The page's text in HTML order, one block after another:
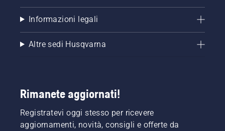
Informazioni legali
Altre sedi Husqvarna
Rimanete aggiornati!
Registratevi oggi stesso per ricevere
aggiornamenti, novità, consigli e offerte da